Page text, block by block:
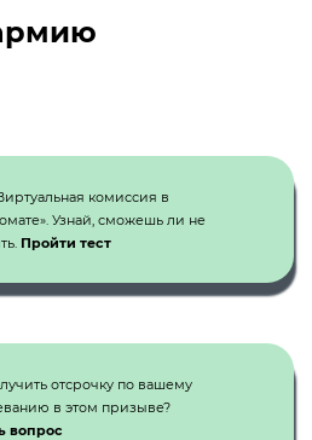
комиссия в
Узнай, сможешь ли не
Пройти тест
отсрочку по вашему
в этом призыве?
вопрос